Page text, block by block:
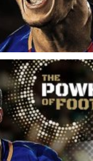
ล่นเดโม PES
มพันธ์กับทาง UEFA
ป ล่าสุด Konami ไ
ยตัวอย่างใหม่ออก